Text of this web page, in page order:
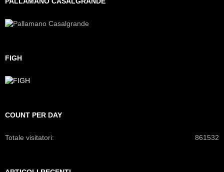
FIGH
COUNT PER DAY
861532
Totale visitatori: